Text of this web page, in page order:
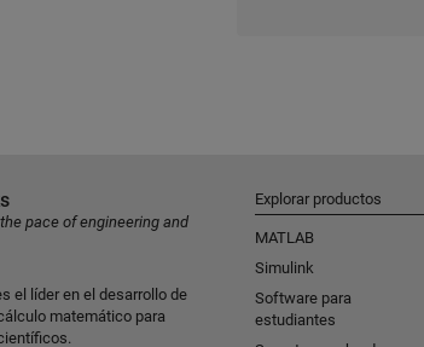
pace of engineering and
el líder en el desarrollo de
matemático para
Explorar productos
MATLAB
Simulink
Software para
estudiantes